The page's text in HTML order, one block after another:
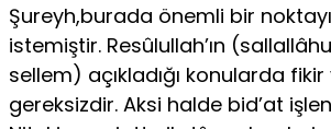
Şureyh,burada önemli bir
istemiştir. Resûlullah’ın
sellem) açıkladığı konularda
gereksizdir. Aksi halde bid’at